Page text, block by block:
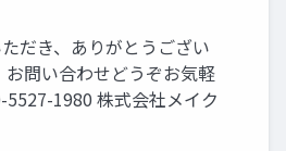
だき、ありがとうござい
お問い合わせどうぞお気軽
5527-1980 株式会社メイク